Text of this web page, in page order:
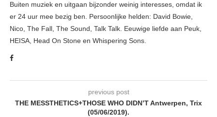
Buiten muziek en uitgaan bijzonder weinig interesses, omdat ik
er 24 uur mee bezig ben. Persoonlijke helden: David Bowie,
Nico, The Fall, The Sound, Talk Talk. Eeuwige liefde aan Peuk,
HEISA, Head On Stone en Whispering Sons.
previous post
THE MESSTHETICS+THOSE WHO DIDN’T Antwerpen, Trix
(05/06/2019).